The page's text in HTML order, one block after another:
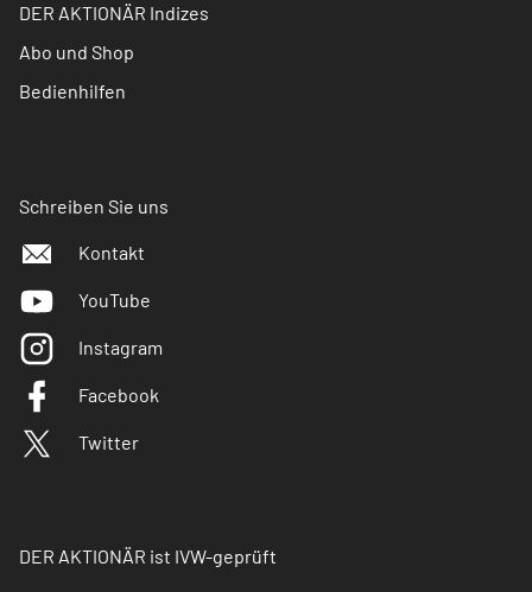
DER AKTIONÄR Indizes
Abo und Shop
Bedienhilfen
Schreiben Sie uns
Kontakt
YouTube
Instagram
Facebook
Twitter
DER AKTIONÄR ist IVW-geprüft